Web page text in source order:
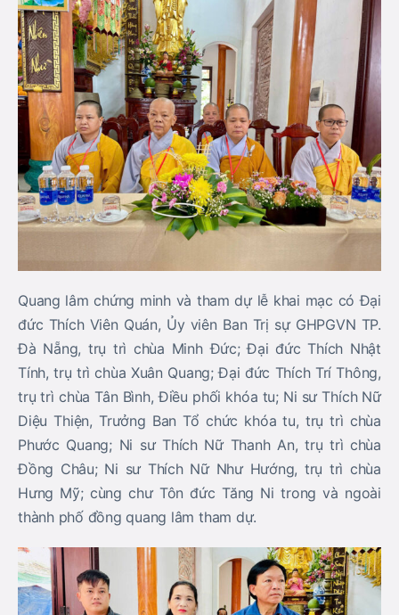
Quang lâm chứng minh và tham dự lễ khai mạc có Đại
đức Thích Viên Quán, Ủy viên Ban Trị sự GHPGVN TP.
Đà Nẵng, trụ trì chùa Minh Đức; Đại đức Thích Nhật
Tính, trụ trì chùa Xuân Quang; Đại đức Thích Trí Thông,
trụ trì chùa Tân Bình, Điều phối khóa tu; Ni sư Thích Nữ
Diệu Thiện, Trưởng Ban Tổ chức khóa tu, trụ trì chùa
Phước Quang; Ni sư Thích Nữ Thanh An, trụ trì chùa
Đồng Châu; Ni sư Thích Nữ Như Hướng, trụ trì chùa
Hưng Mỹ; cùng chư Tôn đức Tăng Ni trong và ngoài
thành phố đồng quang lâm tham dự.